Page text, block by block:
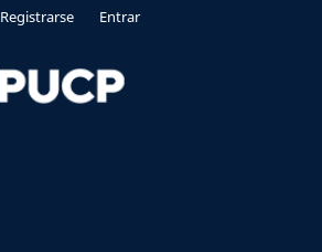
Registrarse Entrar